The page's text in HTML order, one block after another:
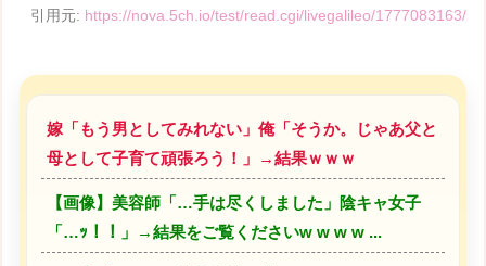
引用元: https://nova.5ch.io/test/read.cgi/livegalileo/1777083163/
嫁「もう男としてみれない」俺「そうか。じゃあ父と
母として子育て頑張ろう！」→結果ｗｗｗ
【画像】美容師「…手は尽くしました」陰キャ女子
「…ｯ！！」→結果をご覧くださいw w w w ...